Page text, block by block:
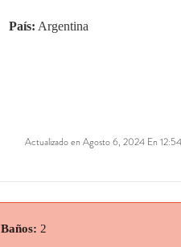
País: Argentina
Actualizado en Agosto 6, 2024 En
Baños: 2